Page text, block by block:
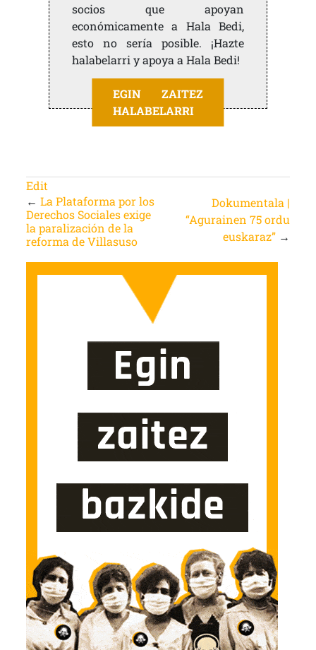
socios que apoyan
económicamente a Hala Bedi,
esto no sería posible. ¡Hazte
halabelarri y apoya a Hala Bedi!
EGIN ZAITEZ
HALABELARRI
Edit
← La Plataforma por los
Derechos Sociales exige
la paralización de la
reforma de Villasuso
Dokumentala |
“Agurainen 75 ordu
euskaraz” →